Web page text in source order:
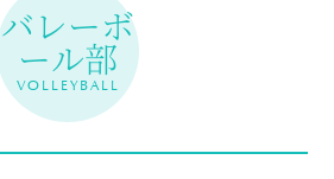
バレーボ
ール部
VOLLEYBALL